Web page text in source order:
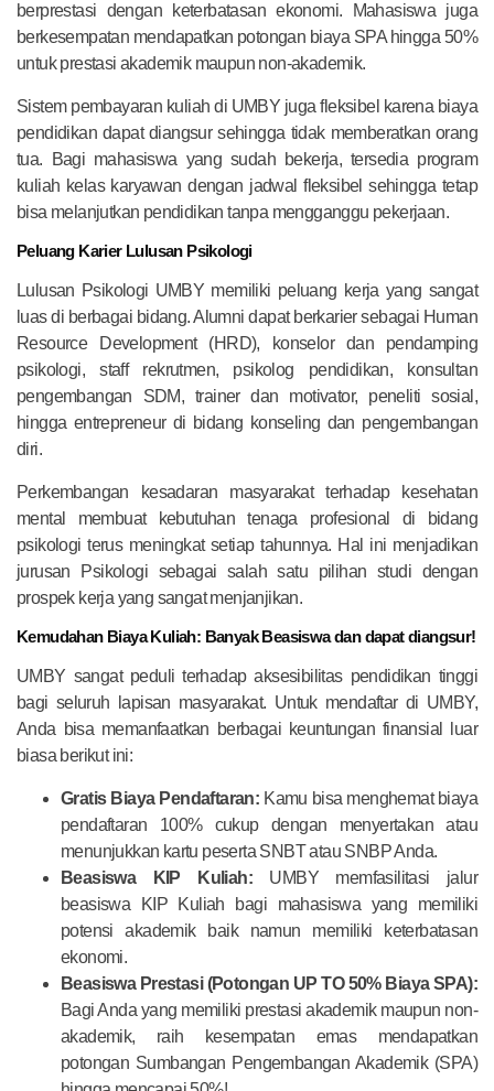
berprestasi dengan keterbatasan ekonomi. Mahasiswa juga
berkesempatan mendapatkan potongan biaya SPA hingga 50%
untuk prestasi akademik maupun non-akademik.
Sistem pembayaran kuliah di UMBY juga fleksibel karena biaya
pendidikan dapat diangsur sehingga tidak memberatkan orang
tua. Bagi mahasiswa yang sudah bekerja, tersedia program
kuliah kelas karyawan dengan jadwal fleksibel sehingga tetap
bisa melanjutkan pendidikan tanpa mengganggu pekerjaan.
Peluang Karier Lulusan Psikologi
Lulusan Psikologi UMBY memiliki peluang kerja yang sangat
luas di berbagai bidang. Alumni dapat berkarier sebagai Human
Resource Development (HRD), konselor dan pendamping
psikologi, staff rekrutmen, psikolog pendidikan, konsultan
pengembangan SDM, trainer dan motivator, peneliti sosial,
hingga entrepreneur di bidang konseling dan pengembangan
diri.
Perkembangan kesadaran masyarakat terhadap kesehatan
mental membuat kebutuhan tenaga profesional di bidang
psikologi terus meningkat setiap tahunnya. Hal ini menjadikan
jurusan Psikologi sebagai salah satu pilihan studi dengan
prospek kerja yang sangat menjanjikan.
Kemudahan Biaya Kuliah: Banyak Beasiswa dan dapat diangsur!
UMBY sangat peduli terhadap aksesibilitas pendidikan tinggi
bagi seluruh lapisan masyarakat. Untuk mendaftar di UMBY,
Anda bisa memanfaatkan berbagai keuntungan finansial luar
biasa berikut ini:
Gratis Biaya Pendaftaran: Kamu bisa menghemat biaya
pendaftaran 100% cukup dengan menyertakan atau
menunjukkan kartu peserta SNBT atau SNBP Anda.
Beasiswa KIP Kuliah: UMBY memfasilitasi jalur
beasiswa KIP Kuliah bagi mahasiswa yang memiliki
potensi akademik baik namun memiliki keterbatasan
ekonomi.
Beasiswa Prestasi (Potongan UP TO 50% Biaya SPA):
Bagi Anda yang memiliki prestasi akademik maupun non-
akademik, raih kesempatan emas mendapatkan
potongan Sumbangan Pengembangan Akademik (SPA)